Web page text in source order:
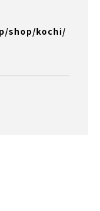
shop/kochi/